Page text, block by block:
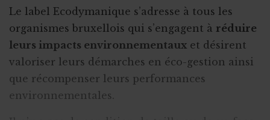
Le label Ecodymanique s’adresse à tous les
organismes bruxellois qui s’engagent à réduire
leurs impacts environnementaux et désirent
valoriser leurs démarches en éco-gestion ainsi
que récompenser leurs performances
environnementales.